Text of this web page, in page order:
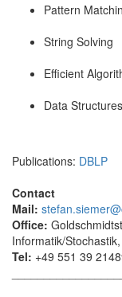
Pattern
String Solving
Efficient
Data Structures
Publications: DBLP
Contact
Mail:
Office:
Informatik/
Tel: +49 551 39